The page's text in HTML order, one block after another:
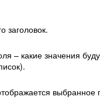
заголовок.
– какие значения
выбранное